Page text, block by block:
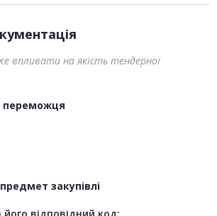
впливати на якість тендерної
переможця
закупівлі